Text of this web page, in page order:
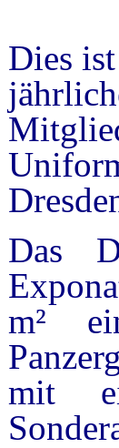
Dies
Das
m²
mit